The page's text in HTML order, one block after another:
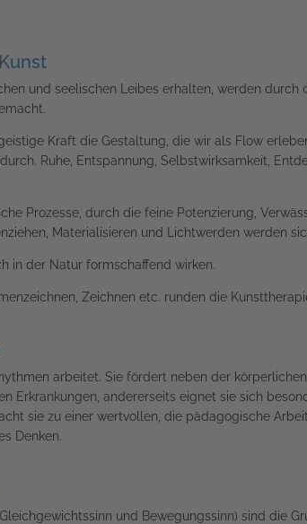
und seelischen Leibes erhalten, werden
Kraft die Gestaltung, die wir als Flow
Ruhe, Entspannung, Selbstwirksamkeit,
Prozesse, durch die feine Potenzierung,
Materialisieren und Lichtwerden werden
in der Natur formschaffend wirken.
Zeichnen etc. runden die
arbeitet. Sie fördert neben der
Erkrankungen, andererseits eignet sie sich
sie zu einer wertvollen, die pädagogische
Denken.
und Bewegungssinn) sind die